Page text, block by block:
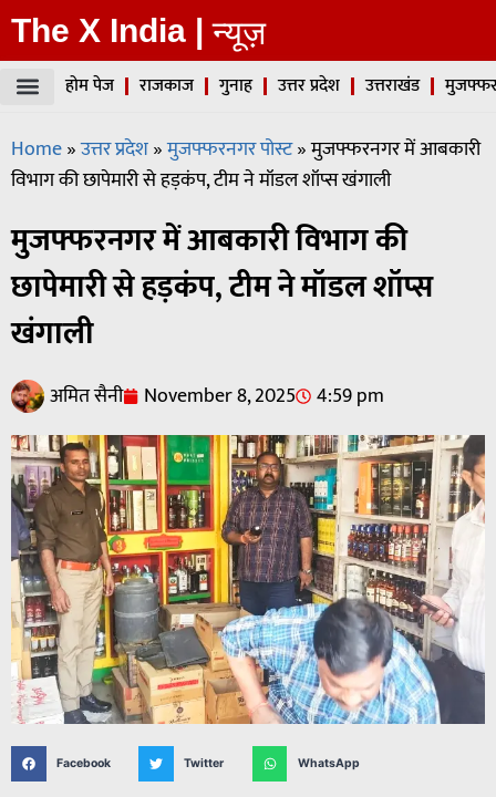
The X India | न्यूज़
होम पेज राजकाज गुनाह उत्तर प्रदेश उत्तराखंड
Home»उत्तर प्रदेश»मुजफ्फरनगर पोस्ट»मुजफ्फरनगर में आबकारी
विभाग की छापेमारी से हड़कंप, टीम ने मॉडल शॉप्स खंगाली
मुजफ्फरनगर में आबकारी विभाग की
छापेमारी से हड़कंप, टीम ने मॉडल शॉप्स
खंगाली
अमित सैनी November 8, 2025 4:59 pm
Facebook Twitter WhatsApp